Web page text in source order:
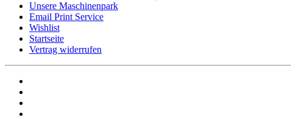
Unsere Maschinenpark
Email Print Service
Wishlist
Startseite
Vertrag widerrufen